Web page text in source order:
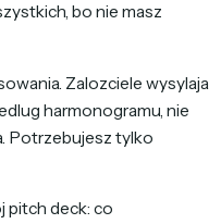
bo nie masz
Zalozciele wysylaja
harmonogramu, nie
Potrzebujesz tylko
pitch deck: co